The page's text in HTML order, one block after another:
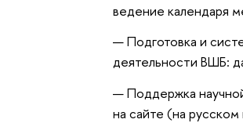
ведение календаря
— Подготовка и
деятельности ВШБ:
— Поддержка
на сайте (на